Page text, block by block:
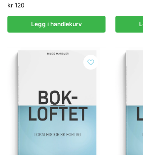
kr 120
Legg i handlekurv